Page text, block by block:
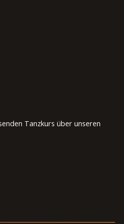
Tanzkurs über unseren